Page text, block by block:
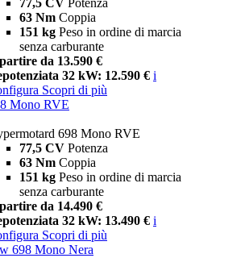
77,5 CV Potenza
63 Nm Coppia
151 kg Peso in ordine di marcia
senza carburante
da 13.590 €
32 kW: 12.590 € i
Scopri di più
Mono RVE
698 Mono RVE
77,5 CV Potenza
63 Nm Coppia
151 kg Peso in ordine di marcia
senza carburante
da 14.490 €
32 kW: 13.490 € i
Scopri di più
698 Mono Nera